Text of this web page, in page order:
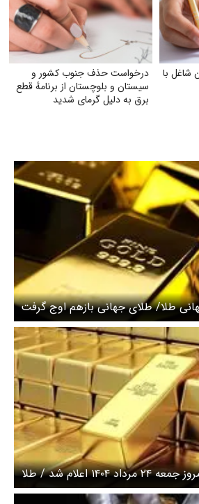
شاغل با
درخواست حذف جنوب کشور و
سیستان و بلوچستان از برنامهٔ قطع
برق به دلیل گرمای شدید
طلا/‌ طلای جهانی بازهم اوج گرفت
قیمت طلای جهانی امروز جمعه ۲۴ مرداد ۱۴۰۴ اعلام شد / طلا